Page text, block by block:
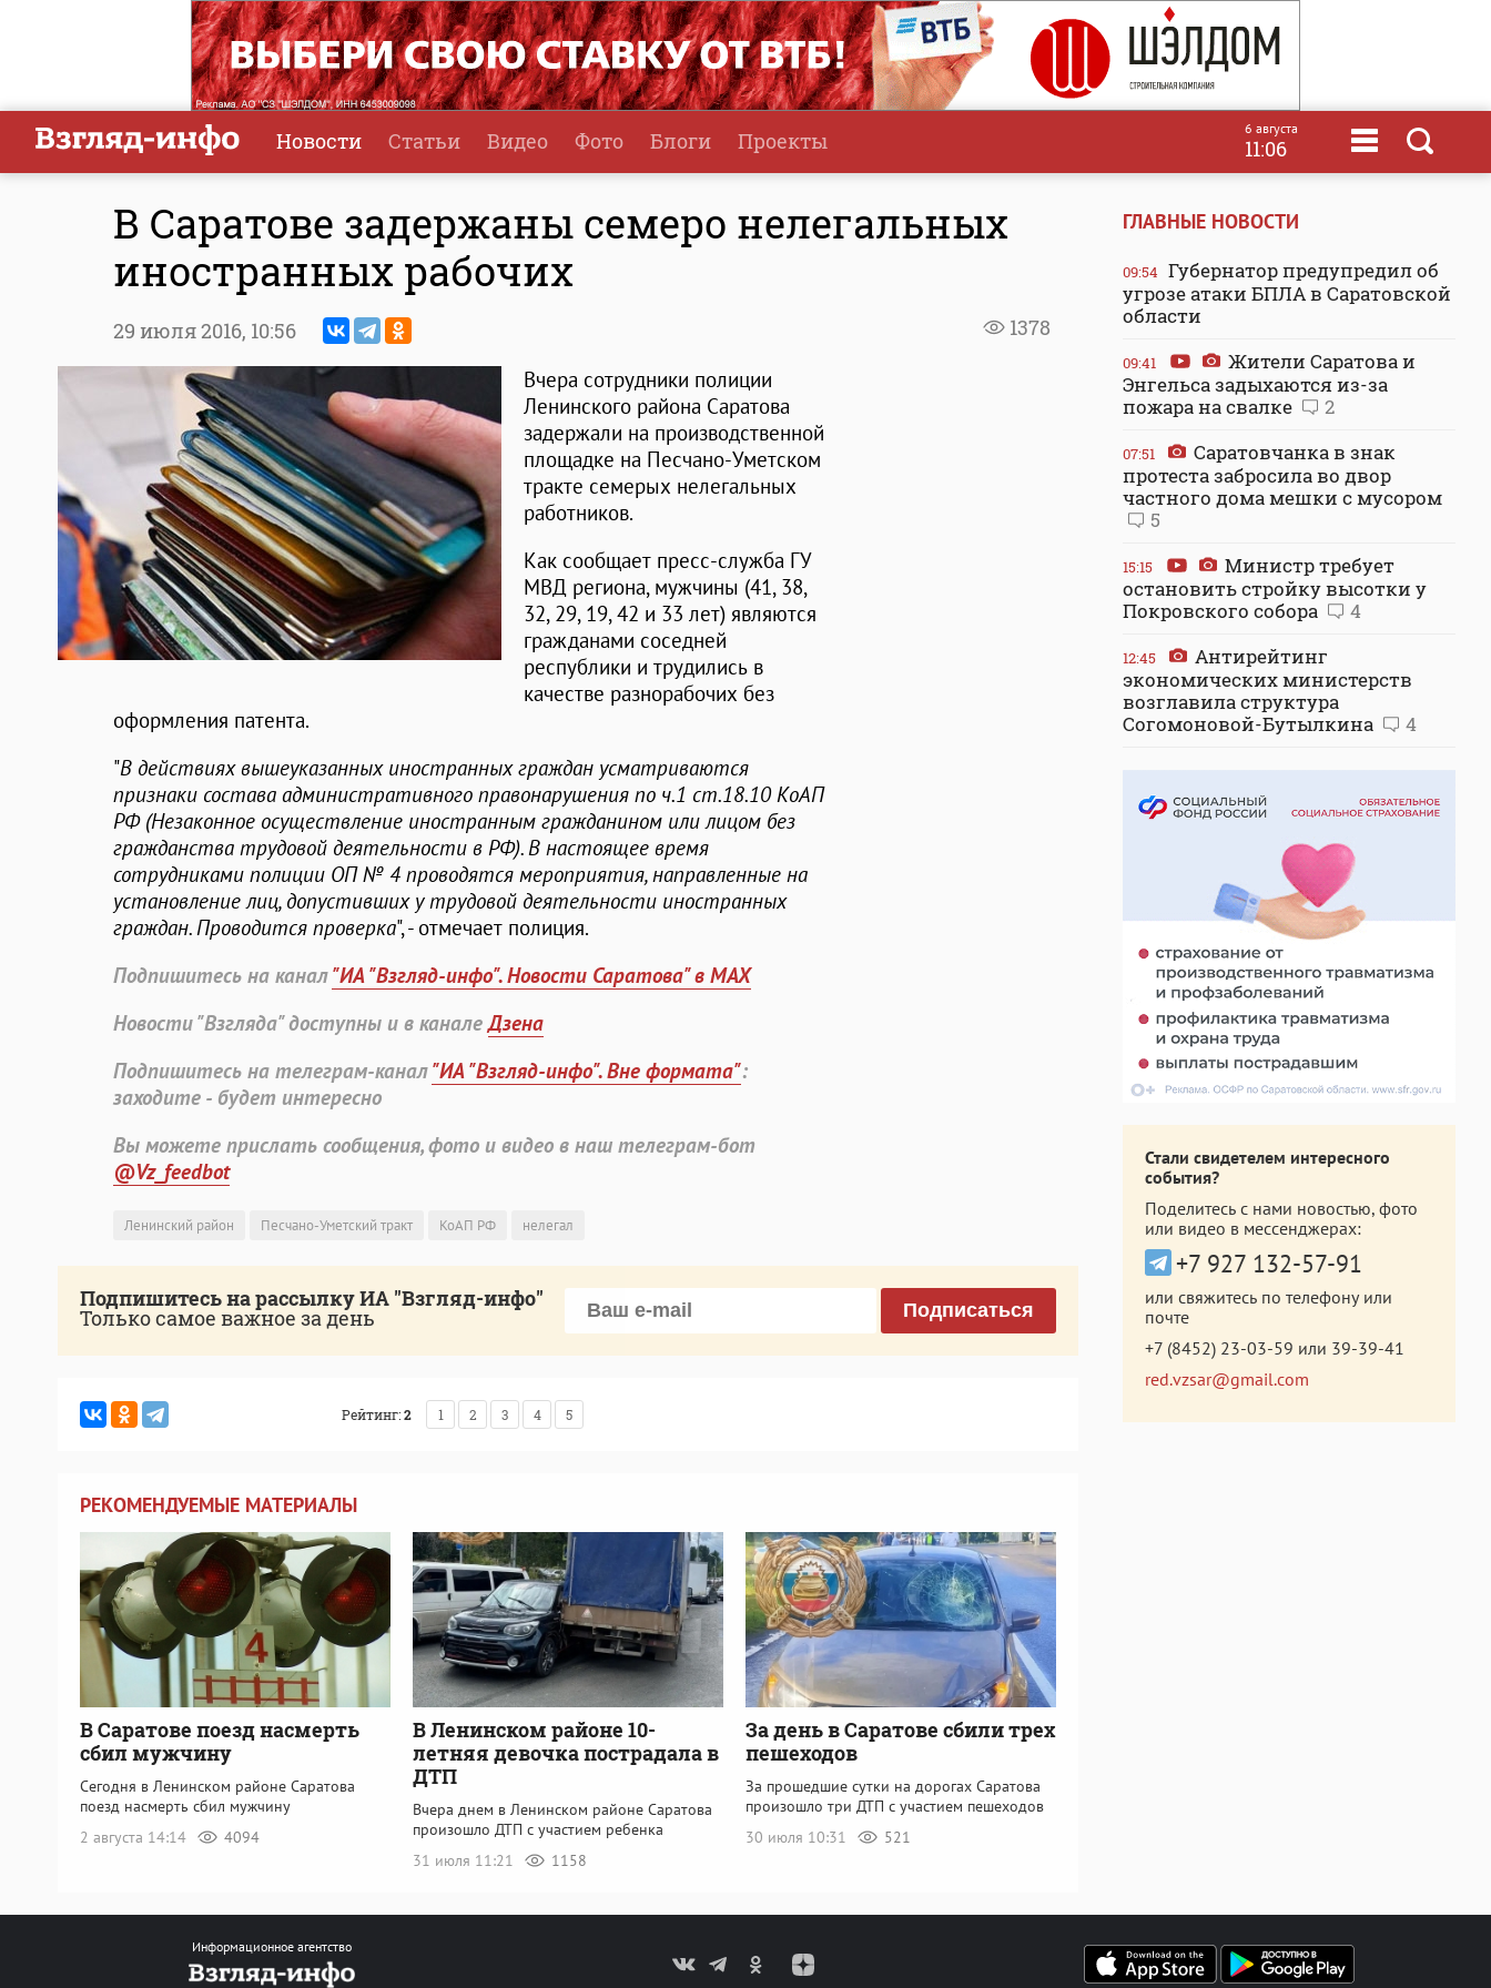
Новости Статьи Видео Фото Блоги Проекты 6 августа
11:06
В Саратове задержаны семеро нелегальных
иностранных рабочих
1378
29 июля 2016, 10:56
Вчера сотрудники полиции
Ленинского района Саратова
задержали на производственной
площадке на Песчано-Уметском
тракте семерых нелегальных
работников.
Как сообщает пресс-служба ГУ
МВД региона, мужчины (41, 38,
32, 29, 19, 42 и 33 лет) являются
гражданами соседней
республики и трудились в
качестве разнорабочих без
оформления патента.
"В действиях вышеуказанных иностранных граждан усматриваются
признаки состава административного правонарушения по ч.1 ст.18.10 КоАП
РФ (Незаконное осуществление иностранным гражданином или лицом без
гражданства трудовой деятельности в РФ). В настоящее время
сотрудниками полиции ОП № 4 проводятся мероприятия, направленные на
установление лиц, допустивших у трудовой деятельности иностранных
граждан. Проводится проверка", - отмечает полиция.
Подпишитесь на канал"ИА "Взгляд-инфо". Новости Саратова" в MAX
Новости "Взгляда" доступны и в каналеДзена
Подпишитесь на телеграм-канал"ИА "Взгляд-инфо". Вне формата":
заходите - будет интересно
Вы можете прислать сообщения, фото и видео в наш телеграм-бот
@Vz_feedbot
Ленинский район Песчано-Уметский тракт КоАП РФ нелегал
Подпишитесь на рассылку ИА "Взгляд-инфо"
Только самое важное за день Подписаться
Рейтинг:2 1 2 3 4 5
РЕКОМЕНДУЕМЫЕ МАТЕРИАЛЫ
В Саратове поезд насмерть
сбил мужчину
Сегодня в Ленинском районе Саратова
поезд насмерть сбил мужчину
2 августа 14:14
4094
В Ленинском районе 10-
летняя девочка пострадала в
ДТП
Вчера днем в Ленинском районе Саратова
произошло ДТП с участием ребенка
31 июля 11:21
1158
За день в Саратове сбили трех
пешеходов
За прошедшие сутки на дорогах Саратова
произошло три ДТП с участием пешеходов
30 июля 10:31
521
ГЛАВНЫЕ НОВОСТИ
09:54 Губернатор предупредил об
угрозе атаки БПЛА в Саратовской
области
09:41
Жители Саратова и
Энгельса задыхаются из-за
пожара на свалке
2
07:51
Саратовчанка в знак
протеста забросила во двор
частного дома мешки с мусором
5
15:15
Министр требует
остановить стройку высотки у
Покровского собора
4
12:45
Антирейтинг
экономических министерств
возглавила структура
Согомоновой-Бутылкина
4
Стали свидетелем интересного
события?
Поделитесь с нами новостью, фото
или видео в мессенджерах:
+7 927 132-57-91
или свяжитесь по телефону или
почте
+7 (8452) 23-03-59 или 39-39-41
red.vzsar@gmail.com
Информационное агентство